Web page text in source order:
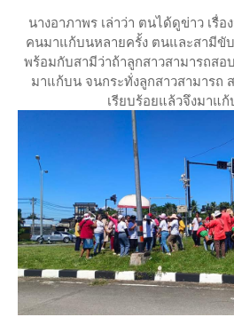
นางอาภาพร เล่าว่า ตนได้ดูข่าว เรื่
คนมาแก้บนหลายครั้ง ตนและสามีขั
พร้อมกับสามีว่าถ้าลูกสาวสามารถสอ
มาแก้บน จนกระทั่งลูกสาวสามารถ
เรียบร้อยแล้วจึงมาแ